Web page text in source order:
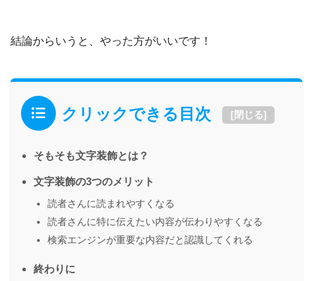
結論からいうと、やった方がいいです！
クリックできる目次 [閉じる]
そもそも文字装飾とは？
文字装飾の3つのメリット
読者さんに読まれやすくなる
読者さんに特に伝えたい内容が伝わりやすくなる
検索エンジンが重要な内容だと認識してくれる
終わりに